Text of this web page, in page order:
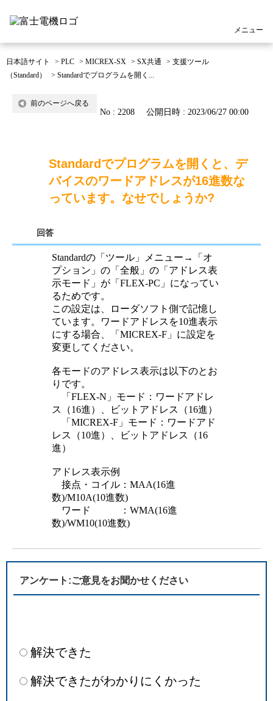
メニュー
日本語サイト > PLC > MICREX-SX > SX共通 > 支援ツール
（Standard）
> Standardでプログラムを開く...
前のページへ戻る
No : 2208 公開日時 : 2023/06/27 00:00
Standardでプログラムを開くと、デ
バイスのワードアドレスが16進数な
っています。なせでしょうか?
回答
Standardの「ツール」メニュー→「オ
プション」の「全般」の「アドレス表
示モード」が「FLEX-PC」になってい
るためです。
この設定は、ローダソフト側で記憶し
ています。ワードアドレスを10進表示
にする場合、「MICREX-F」に設定を
変更してください。
各モードのアドレス表示は以下のとお
りです。
「FLEX-N」モード：ワードアドレ
ス（16進）、ビットアドレス（16進）
「MICREX-F」モード：ワードアド
レス（10進）、ビットアドレス（16
進）
アドレス表示例
接点・コイル：MAA(16進
数)/M10A(10進数)
ワード ：WMA(16進
数)/WM10(10進数)
アンケート:ご意見をお聞かせください
解決できた
解決できたがわかりにくかった